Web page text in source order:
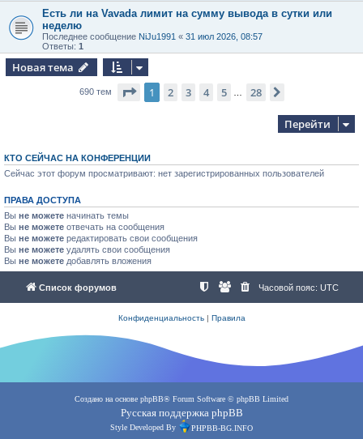
Есть ли на Vavada лимит на сумму вывода в сутки или
неделю
Последнее сообщение NiJu1991 « 31 июл 2026, 08:57
Ответы: 1
Новая тема
690 тем Страница из 28
1 2 3 4 5 28
Перейти
КТО СЕЙЧАС НА КОНФЕРЕНЦИИ
Сейчас этот форум просматривают: нет зарегистрированных пользователей
ПРАВА ДОСТУПА
Вы не можете начинать темы
Вы не можете отвечать на сообщения
Вы не можете редактировать свои сообщения
Вы не можете удалять свои сообщения
Вы не можете добавлять вложения
Список форумов Часовой пояс: UTC
Конфиденциальность| Правила
Создано на основе phpBB® Forum Software © phpBB Limited
Русская поддержка phpBB
Style Developed By PHPBB-BG.INFO